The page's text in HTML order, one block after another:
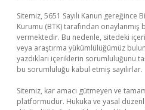
Sitemiz, 5651 Sayılı Kanun
Kurumu (BTK) tarafından onaylanmış
vermektedir. Bu nedenle, sitedeki
veya araştırma yükümlülüğümüz
yazdıkları içeriklerin sorumluluğunu
bu sorumluluğu kabul etmiş sayılırlar.
Sitemiz, kar amacı gütmeyen ve
platformudur. Hukuka ve yasal